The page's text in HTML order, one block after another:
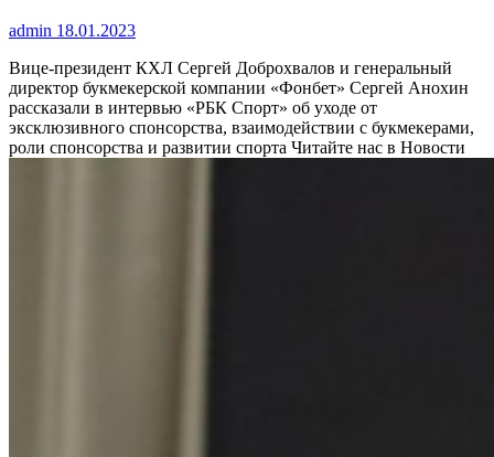
admin 18.01.2023
Вице-президент КХЛ Сергей Доброхвалов и генеральный
директор букмекерской компании «Фонбет» Сергей Анохин
рассказали в интервью «РБК Спорт» об уходе от
эксклюзивного спонсорства, взаимодействии с букмекерами,
роли спонсорства и развитии спорта Читайте нас в Новости